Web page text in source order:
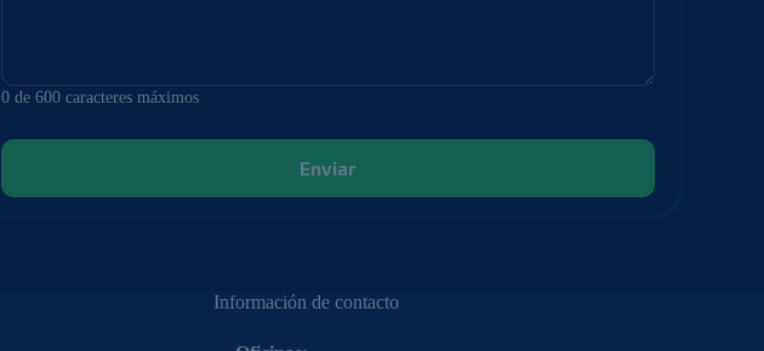
0 de 600 caracteres máximos
Información de contacto